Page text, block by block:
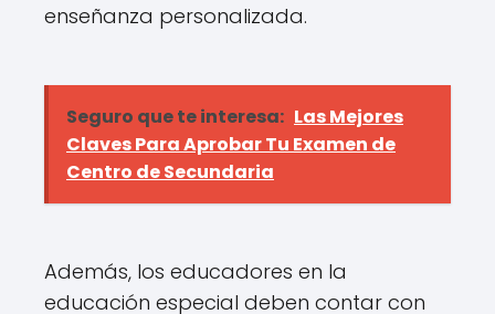
enseñanza personalizada.
Seguro que te interesa: Las Mejores
Claves Para Aprobar Tu Examen de
Centro de Secundaria
Además, los educadores en la
educación especial deben contar con